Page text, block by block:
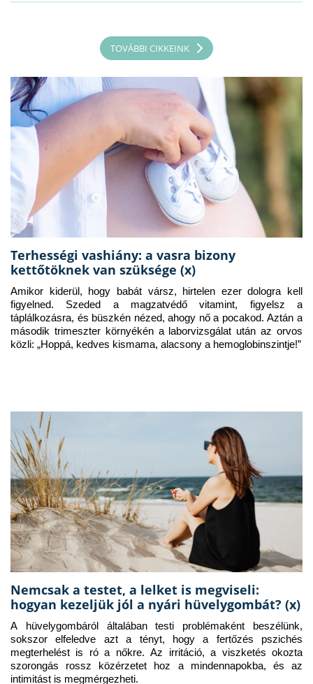
TOVÁBBI CIKKEINK
Terhességi vashiány: a vasra bizony
kettőtöknek van szüksége (x)
Amikor kiderül, hogy babát vársz, hirtelen ezer dologra kell
figyelned. Szeded a magzatvédő vitamint, figyelsz a
táplálkozásra, és büszkén nézed, ahogy nő a pocakod. Aztán a
második trimeszter környékén a laborvizsgálat után az orvos
közli: „Hoppá, kedves kismama, alacsony a hemoglobinszintje!”
Nemcsak a testet, a lelket is megviseli:
hogyan kezeljük jól a nyári hüvelygombát? (x)
A hüvelygombáról általában testi problémaként beszélünk,
sokszor elfeledve azt a tényt, hogy a fertőzés pszichés
megterhelést is ró a nőkre. Az irritáció, a viszketés okozta
szorongás rossz közérzetet hoz a mindennapokba, és az
intimitást is megmérgezheti.